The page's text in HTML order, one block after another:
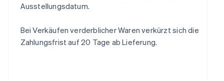
Ausstellungsdatum.
Bei Verkäufen verderblicher Waren verkürzt sich die
Zahlungsfrist auf 20 Tage ab Lieferung.